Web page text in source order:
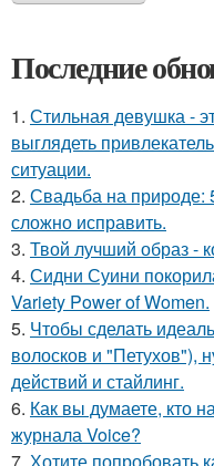
Последние
1. Стильная девушка -
выглядеть
ситуации.
2. Свадьба на природе:
сложно исправить.
3. Твой лучший образ -
4. Сидни Суини
Variety Power of Women.
5. Чтобы сделать
волосков и "Петухов"),
действий и стайлинг.
6. Как вы думаете, кто
журнала Voice?
7. Хотите попробовать